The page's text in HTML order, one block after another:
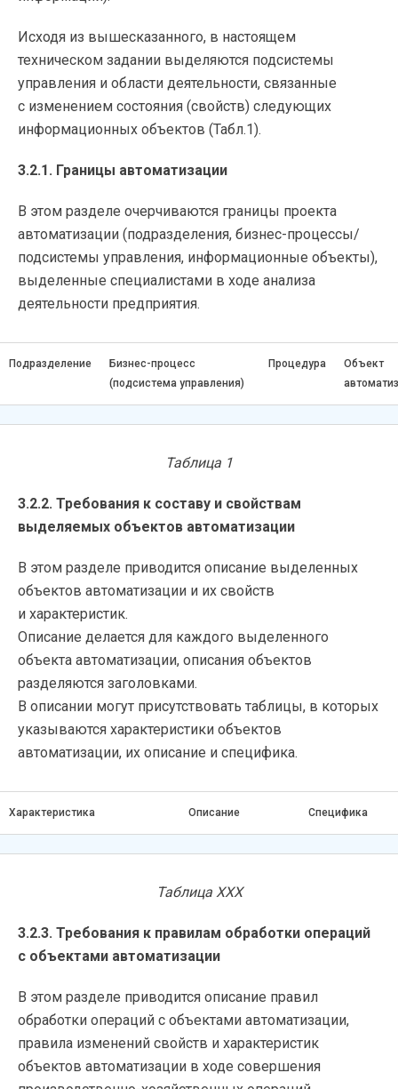
Исходя из вышесказанного, в настоящем
техническом задании выделяются подсистемы
управления и области деятельности, связанные
с изменением состояния (свойств) следующих
информационных объектов (Табл.1).
3.2.1. Границы автоматизации
В этом разделе очерчиваются границы проекта
автоматизации (подразделения, бизнес-процессы/
подсистемы управления, информационные объекты),
выделенные специалистами в ходе анализа
деятельности предприятия.
Подразделение
Бизнес-процесс
(подсистема управления)
Процедура
Объект
Таблица 1
3.2.2. Требования к составу и свойствам
выделяемых объектов автоматизации
В этом разделе приводится описание выделенных
объектов автоматизации и их свойств
и характеристик.
Описание делается для каждого выделенного
объекта автоматизации, описания объектов
разделяются заголовками.
В описании могут присутствовать таблицы, в которых
указываются характеристики объектов
автоматизации, их описание и специфика.
Характеристика Описание Специфика
Таблица ХХХ
3.2.3. Требования к правилам обработки операций
с объектами автоматизации
В этом разделе приводится описание правил
обработки операций с объектами автоматизации,
правила изменений свойств и характеристик
объектов автоматизации в ходе совершения